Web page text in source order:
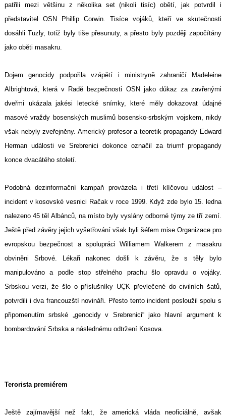
patřili mezi většinu z několika set (nikoli tisíc) obětí, jak potvrdil i
představitel OSN Phillip Corwin. Tisíce vojáků, kteří ve skutečnosti
dosáhli Tuzly, totiž byly tiše přesunuty, a přesto byly později započítány
jako oběti masakru.
Dojem genocidy podpořila vzápětí i ministryně zahraničí Madeleine
Albrightová, která v Radě bezpečnosti OSN jako důkaz za zavřenými
dveřmi ukázala jakési letecké snímky, které měly dokazovat údajné
masové vraždy bosenských muslimů bosensko-srbským vojskem, nikdy
však nebyly zveřejněny. Americký profesor a teoretik propagandy Edward
Herman události ve Srebrenici dokonce označil za triumf propagandy
konce dvacátého století.
Podobná dezinformační kampaň provázela i třetí klíčovou událost –
incident v kosovské vesnici Račak v roce 1999. Když zde bylo 15. ledna
nalezeno 45 těl Albánců, na místo byly vyslány odborné týmy ze tří zemí.
Ještě před závěry jejich vyšetřování však byli šéfem mise Organizace pro
evropskou bezpečnost a spolupráci Williamem Walkerem z masakru
obviněni Srbové. Lékaři nakonec došli k závěru, že s těly bylo
manipulováno a podle stop střelného prachu šlo opravdu o vojáky.
Srbskou verzi, že šlo o příslušníky UÇK převlečené do civilních šatů,
potvrdili i dva francouzští novináři. Přesto tento incident posloužil spolu s
připomenutím srbské „genocidy v Srebrenici“ jako hlavní argument k
bombardování Srbska a následnému odtržení Kosova.
Terorista premiérem
Ještě zajímavější než fakt, že americká vláda neoficiálně, avšak
Search